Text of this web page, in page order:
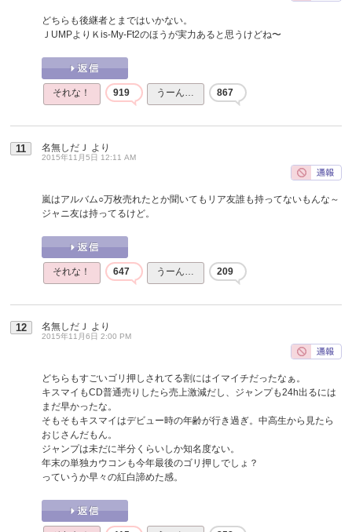
どちらも後継者とまではいかない。
ＪUMPよりＫis-My-Ft2のほうが実力あると思うけどね〜
それな！ 919 うーん… 867
11 名無しだＪ より
2015年11月5日 12:11 AM
嵐はアルバム○万枚売れたとか聞いてもリア友誰も持ってないもんな～
ジャニ友は持ってるけど。
それな！ 647 うーん… 209
12 名無しだＪ より
2015年11月6日 2:00 PM
どちらもすごいゴリ押しされてる割にはイマイチだったなぁ。
キスマイもCD普通売りしたら売上激減だし、ジャンプも24h出るには
まだ早かったな。
そもそもキスマイはデビュー時の年齢が行き過ぎ。中高生から見たら
おじさんだもん。
ジャンプは未だに半分くらいしか知名度ない。
年末の単独カウコンも今年最後のゴリ押しでしょ？
っていうか早々の紅白諦めた感。